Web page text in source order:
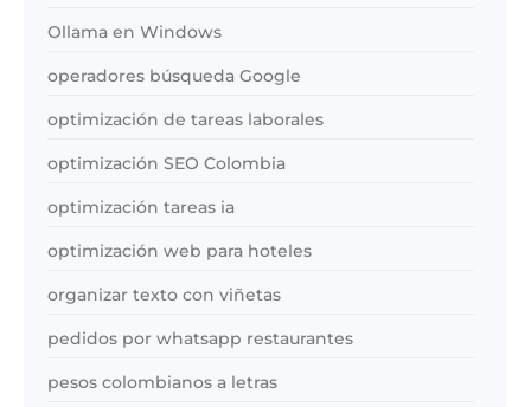
Ollama en Windows
operadores búsqueda Google
optimización de tareas laborales
optimización SEO Colombia
optimización tareas ia
optimización web para hoteles
organizar texto con viñetas
pedidos por whatsapp restaurantes
pesos colombianos a letras